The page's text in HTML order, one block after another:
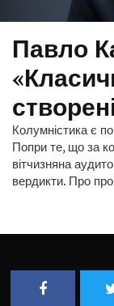
Павло
Колумністика є
Попри те, що за
вітчизняна
вердикти. Про